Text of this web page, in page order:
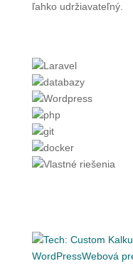
ľahko udržiavateľný.